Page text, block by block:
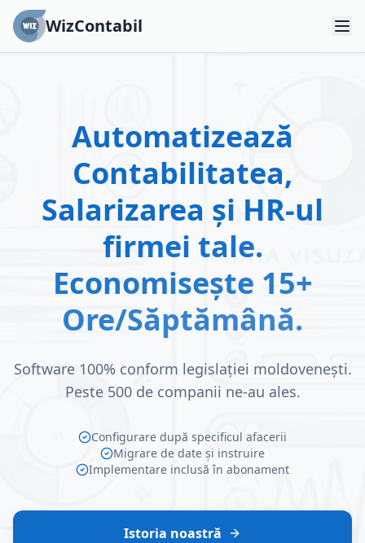
WizContabil
Automatizează
Contabilitatea,
Salarizarea și HR-ul
firmei tale.
Economisește 15+
Ore/Săptămână.
Software 100% conform legislației moldovenești.
Peste 500 de companii ne-au ales.
Configurare după specificul afacerii
Migrare de date și instruire
Implementare inclusă în abonament
Istoria noastră